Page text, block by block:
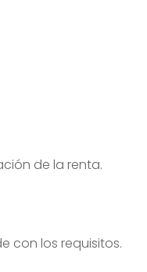
de la renta.
con los requisitos.